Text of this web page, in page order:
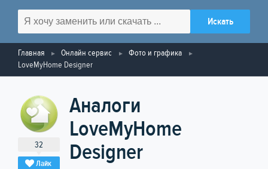
Главная Онлайн сервис
Фото и графика
LoveMyHome Designer
32
Лайк
Аналоги
LoveMyHome
Designer